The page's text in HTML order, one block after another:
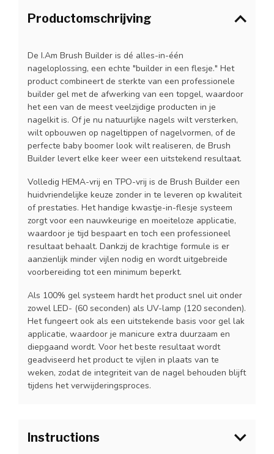
Productomschrijving
De I.Am Brush Builder is dé alles-in-één
nageloplossing, een echte "builder in een flesje." Het
product combineert de sterkte van een professionele
builder gel met de afwerking van een topgel, waardoor
het een van de meest veelzijdige producten in je
nagelkit is. Of je nu natuurlijke nagels wilt versterken,
wilt opbouwen op nageltippen of nagelvormen, of de
perfecte baby boomer look wilt realiseren, de Brush
Builder levert elke keer weer een uitstekend resultaat.
Volledig HEMA-vrij en TPO-vrij is de Brush Builder een
huidvriendelijke keuze zonder in te leveren op kwaliteit
of prestaties. Het handige kwastje-in-flesje systeem
zorgt voor een nauwkeurige en moeiteloze applicatie,
waardoor je tijd bespaart en toch een professioneel
resultaat behaalt. Dankzij de krachtige formule is er
aanzienlijk minder vijlen nodig en wordt uitgebreide
voorbereiding tot een minimum beperkt.
Als 100% gel systeem hardt het product snel uit onder
zowel LED- (60 seconden) als UV-lamp (120 seconden).
Het fungeert ook als een uitstekende basis voor gel lak
applicatie, waardoor je manicure extra duurzaam en
diepgaand wordt. Voor het beste resultaat wordt
geadviseerd het product te vijlen in plaats van te
weken, zodat de integriteit van de nagel behouden blijft
tijdens het verwijderingsproces.
Instructions